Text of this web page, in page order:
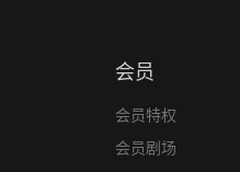
会员
会员特权
会员剧场